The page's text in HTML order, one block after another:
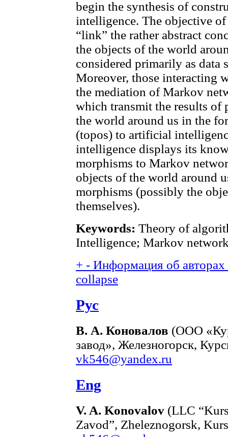
begin the synthesis of
intelligence. The objective
“link” the rather abstract
the objects of the world
considered primarily as
Moreover, those interacting
the mediation of Markov
which transmit the results of
the world around us in the
(topos) to artificial
intelligence displays its
morphisms to Markov
objects of the world around
morphisms (possibly the
themselves).
Keywords: Theory of
Intelligence; Markov
+ - Информация об
collapse
Рус
В. А. Коновалов (ООО
завод», Железногорск,
vk546@yandex.ru
Eng
V. A. Konovalov (LLC
Zavod”, Zheleznogorsk,